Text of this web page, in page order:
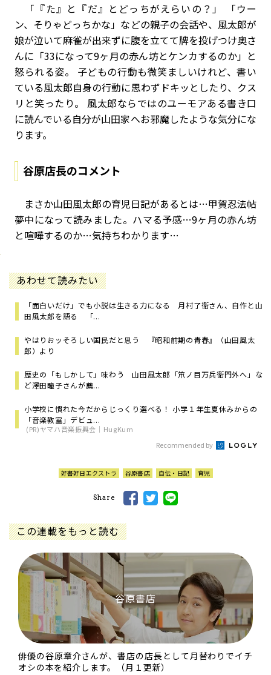
「『た』と『だ』とどっちがえらいの？」 「ウー
ン、そりゃどっちかな」などの親子の会話や、風太郎が
娘が泣いて麻雀が出来ずに腹を立てて牌を投げつけ奥さ
んに「33になって9ヶ月の赤ん坊とケンカするのか」と
怒られる姿。 子どもの行動も微笑ましいけれど、書い
ている風太郎自身の行動に思わずドキッとしたり、クス
リと笑ったり。 風太郎ならではのユーモアある書き口
に読んでいる自分が山田家へお邪魔したような気分にな
ります。
谷原店長のコメント
まさか山田風太郎の育児日記があるとは…甲賀忍法帖
夢中になって読みました。ハマる予感…9ヶ月の赤ん坊
と喧嘩するのか…気持ちわかります…
あわせて読みたい
「面白いだけ」でも小説は生きる力になる 月村了衛さん、自作と山
田風太郎を語る 「...
やはりおッそろしい国民だと思う 『昭和前期の青春』（山田風太
郎）より
歴史の「もしかして」味わう 山田風太郎「笊ノ目万兵衛門外へ」な
ど澤田瞳子さんが薦...
小学校に慣れた今だからじっくり選べる！ 小学１年生夏休みからの
「音楽教室」デビュ...
(PR)ヤマハ音楽振興会｜HugKum
Recommended by
好書好日エクストラ 谷原書店 自伝・日記 育児
Share
この連載をもっと読む
谷原書店
俳優の谷原章介さんが、書店の店長として月替わりでイチ
オシの本を紹介します。（月１更新）